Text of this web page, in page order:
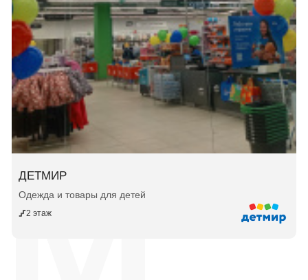
ДЕТМИР
Одежда и товары для детей
2 этаж